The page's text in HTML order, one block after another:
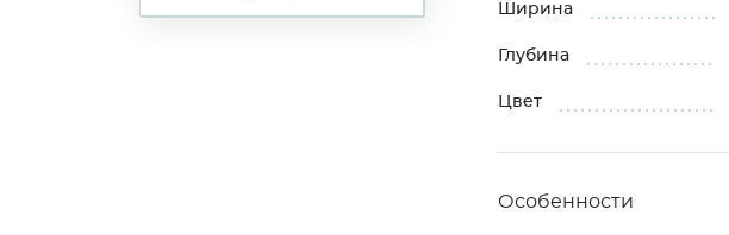
Ширина
Глубина
Цвет
Особенности